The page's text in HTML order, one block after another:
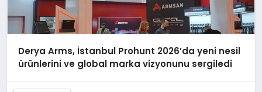
Derya Arms, İstanbul Prohunt 2026’da yeni nesil
ürünlerini ve global marka vizyonunu sergiledi